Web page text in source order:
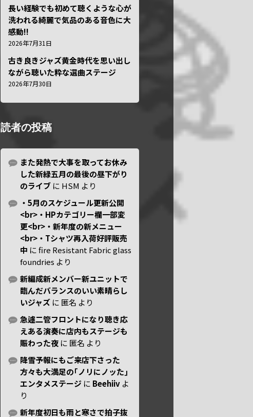
長い経験でも初めて聴くような心が
洗われる綺麗で気品のある音色に大
感動!!
2026年7月31日
古き良きジャズ黄金時代を思い出し
ながら聴いた粋な選曲ステージ
2026年7月30日
読者の投稿
また発熱で大事を取ってお休み
した新緑五月の最後の昼下がり
のライブ に HSM より
・5月のスケジュール更新公開
<br>・HPカテゴリー欄一部変
更<br>・新年度の新メニュー
<br>・Tシャツ再入荷好評販売
中 にfire Resistant Fabric glass
foundries より
新編成新メンバー新ユニットで
臨んだバランスのいい素晴らし
いジャズ に 匿名 より
急遽二管フロントになり聴き応
えある演奏に店内もステージも
賑わった夜 に 匿名 より
降雪予報にもご来店下さった
方々も大満足の｢ノリにノッた｣
エンタメステージ に Beehiiv よ
り
新年度初日も雨と寒さで拍子抜